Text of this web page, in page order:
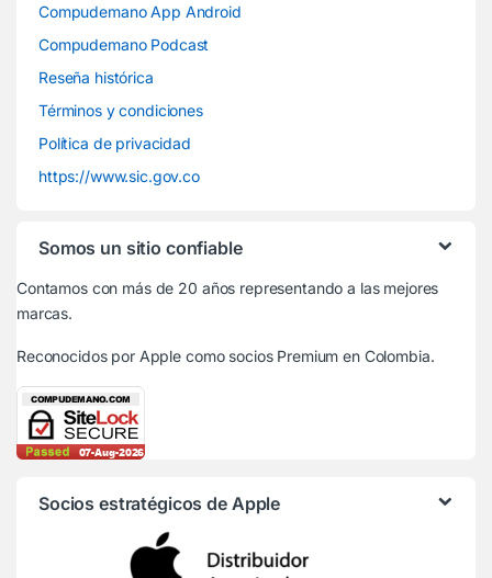
Compudemano App Android
Compudemano Podcast
Reseña histórica
Términos y condiciones
Política de privacidad
https://www.sic.gov.co
Somos un sitio confiable
Contamos con más de 20 años representando a las mejores
marcas.
Reconocidos por Apple como socios Premium en Colombia.
Socios estratégicos de Apple